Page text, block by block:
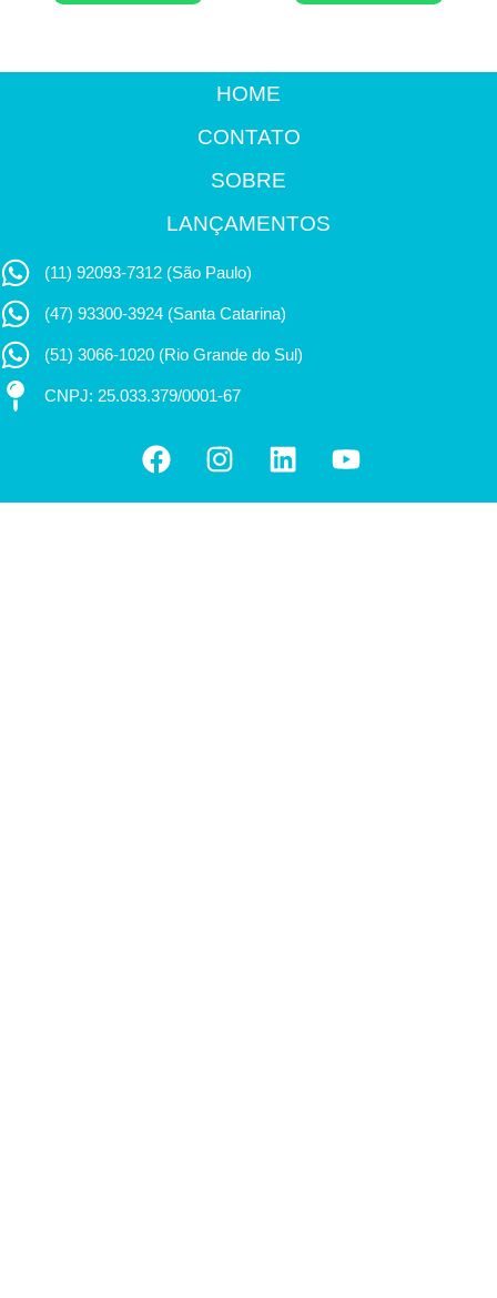
HOME
CONTATO
SOBRE
LANÇAMENTOS
(11) 92093-7312 (São Paulo)
(47) 93300-3924 (Santa Catarina)
(51) 3066-1020 (Rio Grande do Sul)
CNPJ: 25.033.379/0001-67